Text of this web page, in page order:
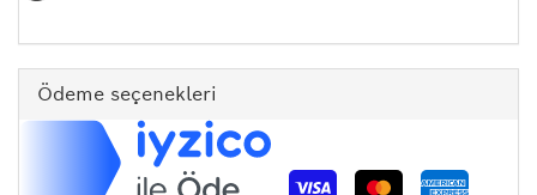
Ödeme seçenekleri